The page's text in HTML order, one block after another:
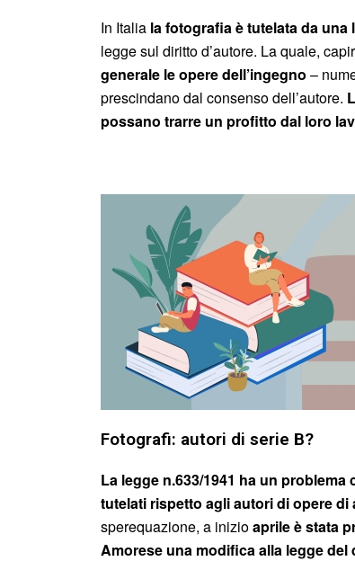
In Italia la fotografia è tutelata da una
legge sul diritto d’autore. La quale,
generale le opere dell’ingegno –
prescindano dal consenso dell’autore.
possano trarre un profitto dal loro
Fotografi: autori di serie B?
La legge n.633/1941 ha un
tutelati rispetto agli autori di opere di
sperequazione, a inizioaprile è stata
Amorese una modifica alla legge del